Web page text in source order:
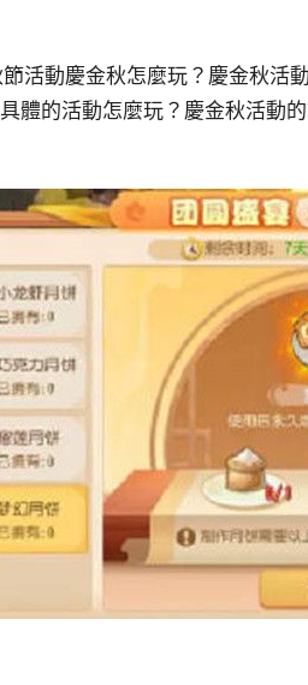
活動慶金秋怎麼玩？慶金秋活
體的活動怎麼玩？慶金秋活動